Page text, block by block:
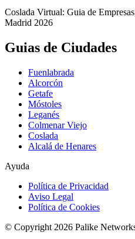
Coslada Virtual: Guia de
Madrid 2026
Guias de Ciudades
Fuenlabrada
Alcorcón
Getafe
Móstoles
Leganés
Colmenar Viejo
Coslada
Alcalá de Henares
Ayuda
Política de Privacidad
Aviso Legal
Política de Cookies
© Copyright 2026 Palike